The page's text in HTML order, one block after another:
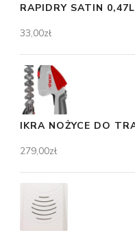
RAPIDRY SATIN 0,47L
33,00zł
IKRA NOŻYCE DO
279,00zł